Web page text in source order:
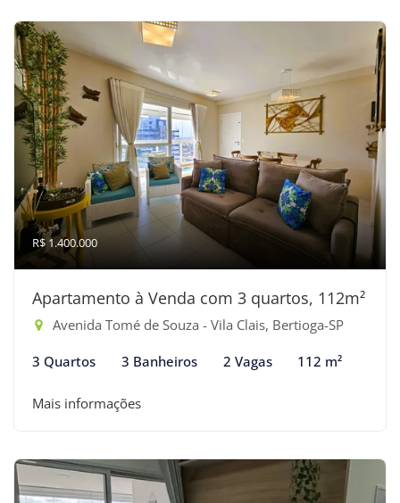
R$ 1.400.000
Apartamento à Venda com 3 quartos, 112m²
Avenida Tomé de Souza - Vila Clais, Bertioga-SP
3 Quartos 3 Banheiros 2 Vagas 112 m²
Mais informações